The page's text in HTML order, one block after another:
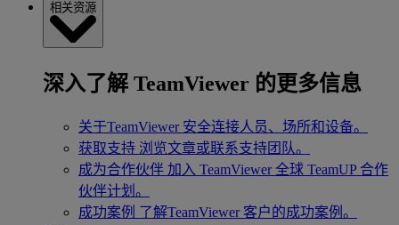
相关资源
深入了解 TeamViewer 的更多信息
关于TeamViewer 安全连接人员、场所和设备。
获取支持 浏览文章或联系支持团队。
成为合作伙伴 加入 TeamViewer 全球 TeamUP 合作
伙伴计划。
成功案例 了解TeamViewer 客户的成功案例。